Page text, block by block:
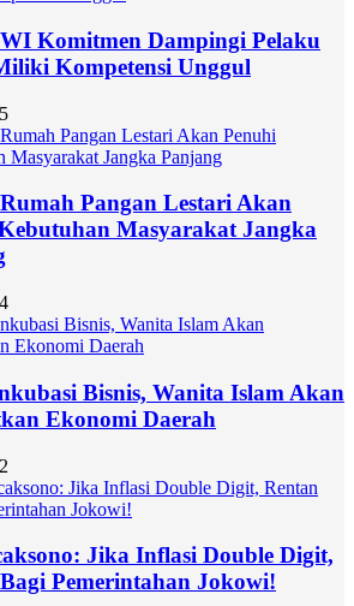
Komitmen Dampingi Pelaku
Kompetensi Unggul
Pangan Lestari Akan
Masyarakat Jangka
Bisnis, Wanita Islam Akan
Ekonomi Daerah
Jika Inflasi Double Digit,
Pemerintahan Jokowi!